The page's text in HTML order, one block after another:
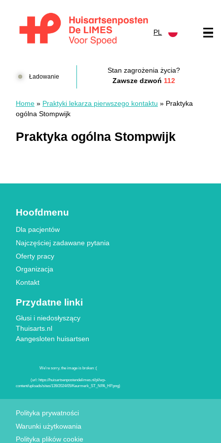
PL
Ładowanie
Stan zagrożenia życia?
Zawsze dzwoń 112
Home » Praktyki lekarza pierwszego kontaktu » Praktyka
ogólna Stompwijk
Praktyka ogólna Stompwijk
Hoofdmenu
Dla pacjentów
Najczęściej zadawane pytania
Oferty pracy
Organizacja
Kontakt
Przydatne linki
Głusi i niedosłyszący
Thuisarts.nl
Aangesloten huisartsen
Polityka prywatności
Warunki użytkowania
Polityka plików cookie